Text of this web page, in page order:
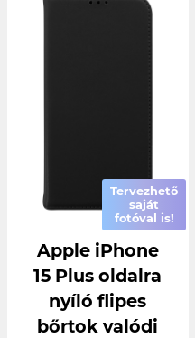
Tervezhető
saját
fotóval is!
Apple iPhone
15 Plus oldalra
nyíló flipes
bőrtok valódi